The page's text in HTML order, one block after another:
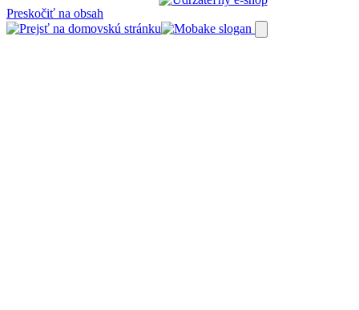
Preskočiť na obsah